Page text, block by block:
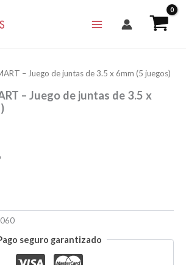
– Juego de juntas de 3.5 x 6mm (5 juegos)
– Juego de juntas de 3.5 x
seguro garantizado